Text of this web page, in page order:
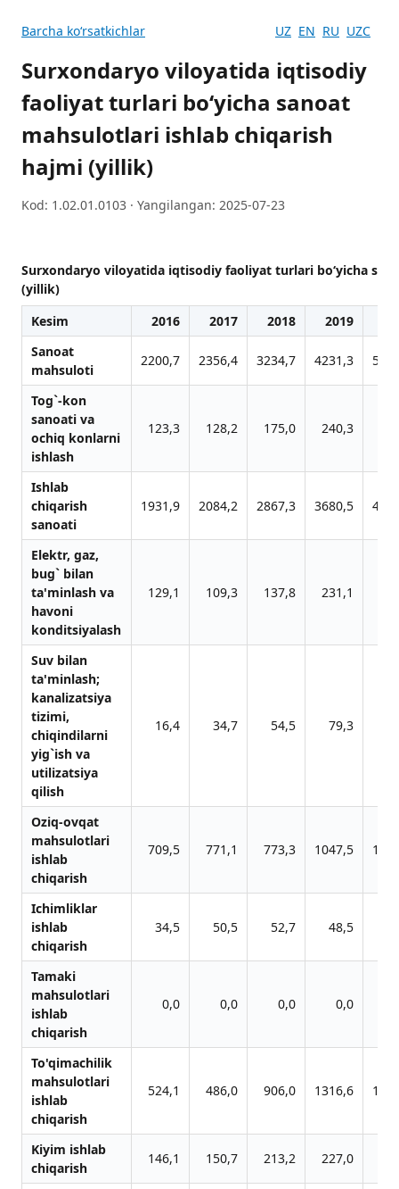
Barcha koʻrsatkichlar UZ EN RU UZC
Surxondaryo viloyatida iqtisodiy
faoliyat turlari bo‘yicha sanoat
mahsulotlari ishlab chiqarish
hajmi (yillik)
Kod: 1.02.01.0103 · Yangilangan: 2025-07-23
Surxondaryo viloyatida iqtisodiy faoliyat turlari bo‘yicha
(yillik)
Kesim
2016 2017 2018 2019
Sanoat
mahsuloti
2200,7 2356,4 3234,7 4231,3
Tog`-kon
sаnoаti vа
ochiq konlаrni
ishlаsh
123,3 128,2 175,0 240,3
Ishlab
chiqarish
sanoati
1931,9 2084,2 2867,3 3680,5
Elektr, gаz,
bug` bilаn
tа'minlаsh vа
hаvoni
konditsiyalаsh
129,1 109,3 137,8 231,1
Suv bilаn
tа'minlаsh;
kаnаlizаtsiya
tizimi,
chiqindilаrni
yig`ish vа
utilizаtsiya
qilish
16,4 34,7 54,5 79,3
Oziq-ovqat
mahsulotlari
ishlab
chiqarish
709,5 771,1 773,3 1047,5
Ichimliklar
ishlab
chiqarish
34,5 50,5 52,7 48,5
Tamaki
mahsulotlari
ishlab
chiqarish
0,0 0,0 0,0 0,0
To'qimachilik
mahsulotlari
ishlab
chiqarish
524,1 486,0 906,0 1316,6
Kiyim ishlab
chiqarish
146,1 150,7 213,2 227,0